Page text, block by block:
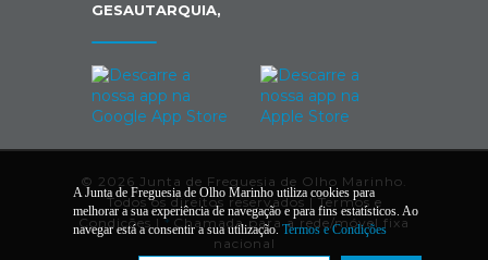
GESAUTARQUIA,
© 2026 Junta de Freguesia de Olho Marinho.
Todos os direitos reservados |Termos e
Condições |* Chamada para a rede/móvel fixa
nacional
A Junta de Freguesia de Olho Marinho utiliza cookies para
melhorar a sua experiência de navegação e para fins estatísticos. Ao
navegar está a consentir a sua utilização.Termos e Condições